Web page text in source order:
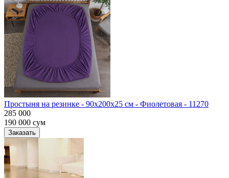
Простыня на резинке - 90x200x25 cм - Фиолетовая - 11270
285 000
190 000 сум
Заказать